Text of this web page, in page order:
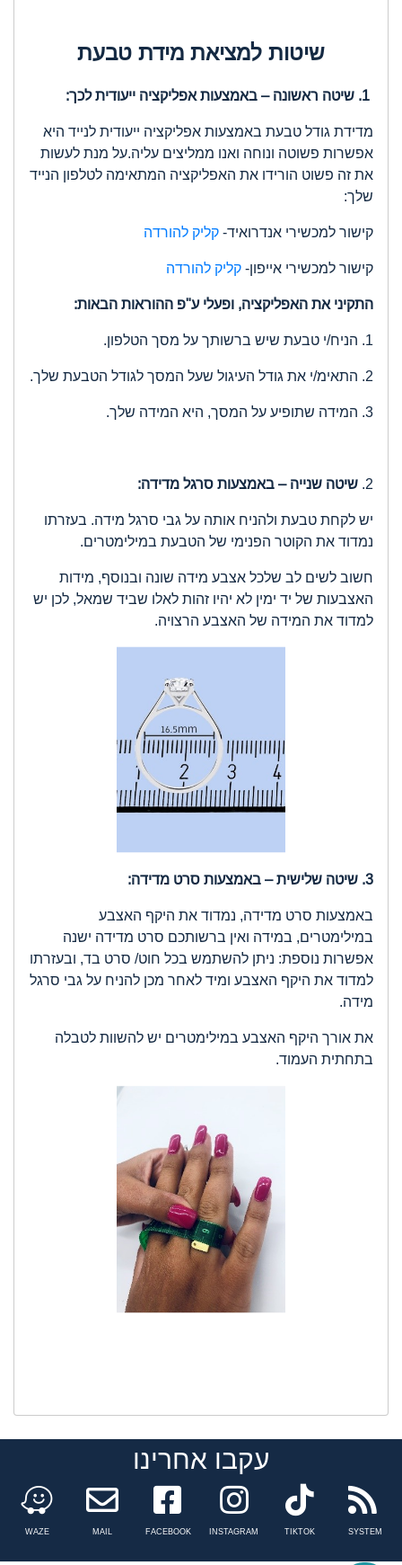
שיטות למציאת מידת טבעת
שיטה ראשונה – באמצעות אפליקציה ייעודית לכך:
מדידת גודל טבעת באמצעות אפליקציה ייעודית לנייד היא
אפשרות פשוטה ונוחה ואנו ממליצים עליה.על מנת לעשות
את זה פשוט הורידו את האפליקציה המתאימה לטלפון הנייד
שלך:
קישור למכשירי אנדרואיד- קליק להורדה
קישור למכשירי אייפון- קליק להורדה
התקיני את האפליקציה, ופעלי ע"פ ההוראות הבאות:
1. הניח/י טבעת שיש ברשותך על מסך הטלפון.
2. התאימ/י את גודל העיגול שעל המסך לגודל הטבעת שלך.
3. המידה שתופיע על המסך, היא המידה שלך.
2. שיטה שנייה – באמצעות סרגל מדידה:
יש לקחת טבעת ולהניח אותה על גבי סרגל מידה. בעזרתו
נמדוד את הקוטר הפנימי של הטבעת במילימטרים.
חשוב לשים לב שלכל אצבע מידה שונה ובנוסף, מידות
האצבעות של יד ימין לא יהיו זהות לאלו שביד שמאל, לכן יש
למדוד את המידה של האצבע הרצויה.
3. שיטה שלישית – באמצעות סרט מדידה:
באמצעות סרט מדידה, נמדוד את היקף האצבע
במילימטרים, במידה ואין ברשותכם סרט מדידה ישנה
אפשרות נוספת: ניתן להשתמש בכל חוט/ סרט בד, ובעזרתו
למדוד את היקף האצבע ומיד לאחר מכן להניח על גבי סרגל
מידה.
את אורך היקף האצבע במילימטרים יש להשוות לטבלה
בתחתית העמוד.
עקבו אחרינו
WAZE MAIL
Facebook
FACEBOOK
instagram
INSTAGRAM
tiktok
TIKTOK SYSTEM